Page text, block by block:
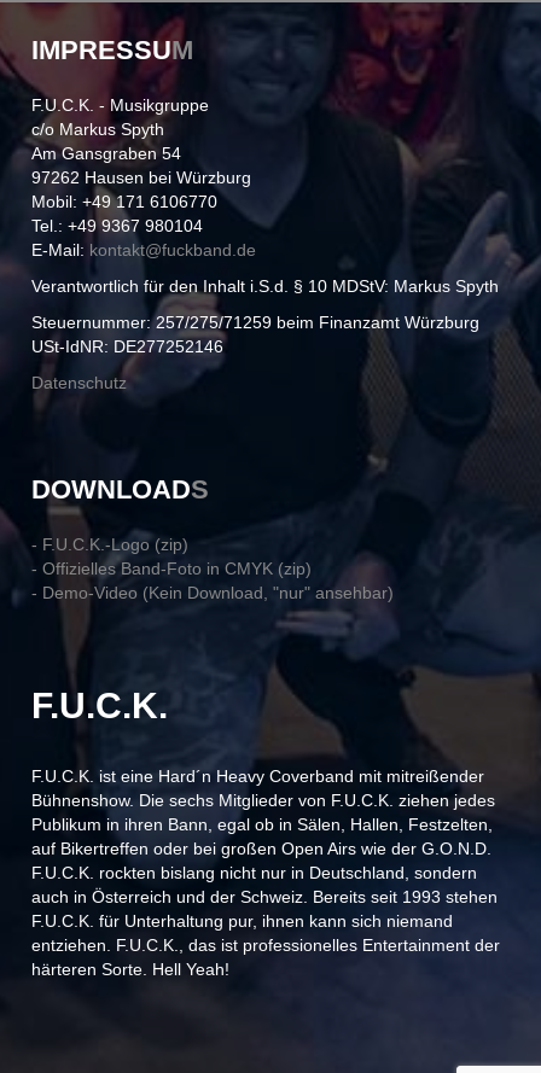
IMPRESSUM
F.U.C.K. - Musikgruppe
c/o Markus Spyth
Am Gansgraben 54
97262 Hausen bei Würzburg
Mobil: +49 171 6106770
Tel.: +49 9367 980104
E-Mail: kontakt@fuckband.de
Verantwortlich für den Inhalt i.S.d. § 10 MDStV: Markus Spyth
Steuernummer: 257/275/71259 beim Finanzamt Würzburg
USt-IdNR: DE277252146
Datenschutz
DOWNLOADS
- F.U.C.K.-Logo (zip)
- Offizielles Band-Foto in CMYK (zip)
- Demo-Video (Kein Download, "nur" ansehbar)
F.U.C.K.
F.U.C.K. ist eine Hard´n Heavy Coverband mit mitreißender
Bühnenshow. Die sechs Mitglieder von F.U.C.K. ziehen jedes
Publikum in ihren Bann, egal ob in Sälen, Hallen, Festzelten,
auf Bikertreffen oder bei großen Open Airs wie der G.O.N.D.
F.U.C.K. rockten bislang nicht nur in Deutschland, sondern
auch in Österreich und der Schweiz. Bereits seit 1993 stehen
F.U.C.K. für Unterhaltung pur, ihnen kann sich niemand
entziehen. F.U.C.K., das ist professionelles Entertainment der
härteren Sorte. Hell Yeah!